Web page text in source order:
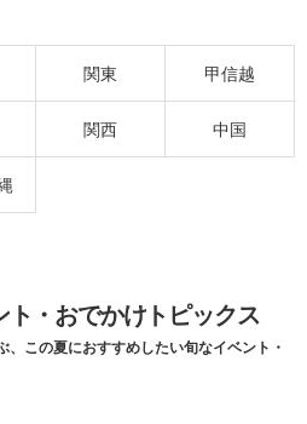
関東 甲信越
関西 中国
ト・おでかけトピックス
、この夏におすすめしたい旬なイベント・